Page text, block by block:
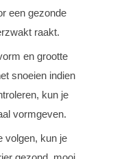
een gezonde
raakt.
en grootte
snoeien indien
kun je
vormgeven.
volgen, kun je